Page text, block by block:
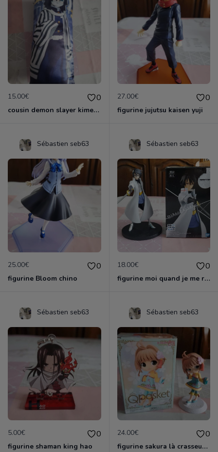
15.00€ 0
cousin demon slayer kimestsu neuf
27.00€ 0
figurine jujutsu kaisen yuji
Sébastien seb63
25.00€ 0
figurine Bloom chino
Sébastien seb63
18.00€ 0
figurine moi quand je me reincarne en slime
Sébastien seb63
5.00€ 0
figurine shaman king hao
Sébastien seb63
24.00€ 0
figurine sakura là crasseuse de cartes